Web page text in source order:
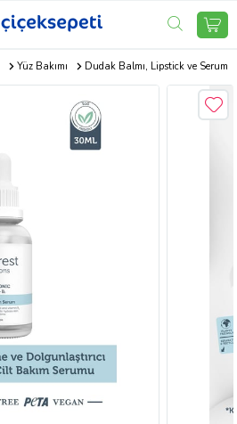
Yüz Bakımı Dudak Balmı, Lipstick ve Serum